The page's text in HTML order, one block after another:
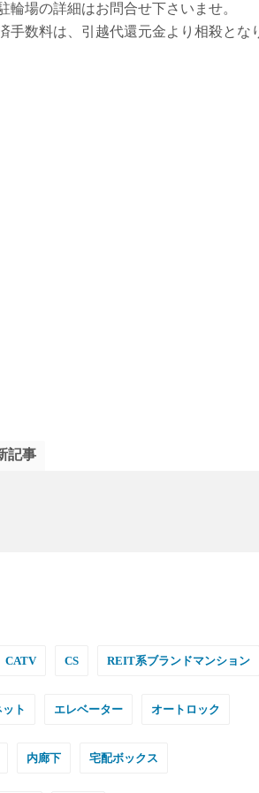
場の詳細はお問合せ下さいませ。
手数料は、引越代還元金より相殺とな
記事
CATV CS REIT系ブランドマンション
ト エレベーター オートロック
内廊下 宅配ボックス